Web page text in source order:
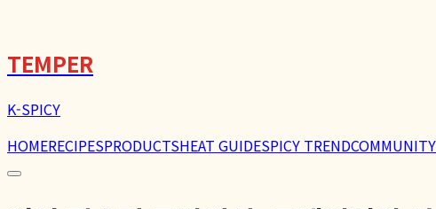
TEMPER
K-SPICY
HOMERECIPESPRODUCTSHEAT GUIDESPICY TRENDCOMMUNITY